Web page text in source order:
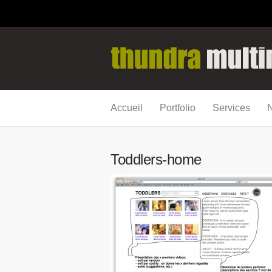
Accueil Portfolio Services
Toddlers-home